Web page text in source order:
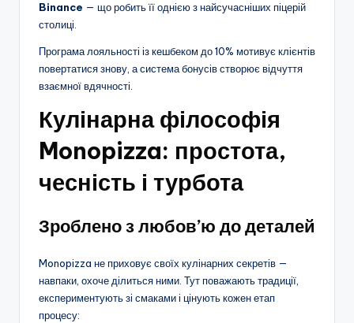
Binance — що робить її однією з найсучасніших піцерій
столиці.
Програма лояльності із кешбеком до 10% мотивує клієнтів
повертатися знову, а система бонусів створює відчуття
взаємної вдячності.
Кулінарна філософія
Monopizza: простота,
чесність і турбота
Зроблено з любов’ю до деталей
Monopizza не приховує своїх кулінарних секретів —
навпаки, охоче ділиться ними. Тут поважають традиції,
експериментують зі смаками і цінують кожен етап
процесу: